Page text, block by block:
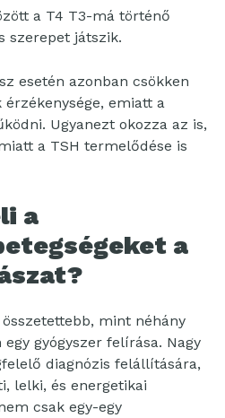
a T4 T3-má történő
szerepet játszik.
esetén azonban csökken
emiatt a
Ugyanezt okozza az is,
a TSH termelődése is
a
a
mint néhány
gyógyszer felírása. Nagy
diagnózis felállítására,
lelki, és energetikai
csak egy-egy